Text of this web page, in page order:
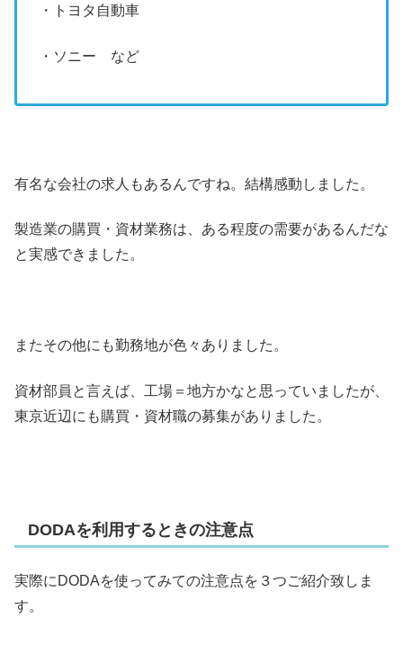
・トヨタ自動車
・ソニー など
有名な会社の求人もあるんですね。結構感動しました。
製造業の購買・資材業務は、ある程度の需要があるんだな
と実感できました。
またその他にも勤務地が色々ありました。
資材部員と言えば、工場＝地方かなと思っていましたが、
東京近辺にも購買・資材職の募集がありました。
DODAを利用するときの注意点
実際にDODAを使ってみての注意点を３つご紹介致しま
す。